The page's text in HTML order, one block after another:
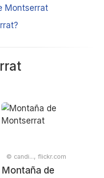
Montserrat
© candi..., flickr.com
Montaña de